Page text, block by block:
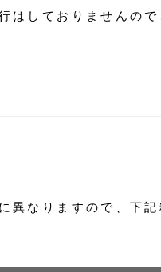
はしておりませんので
異なりますので、下記